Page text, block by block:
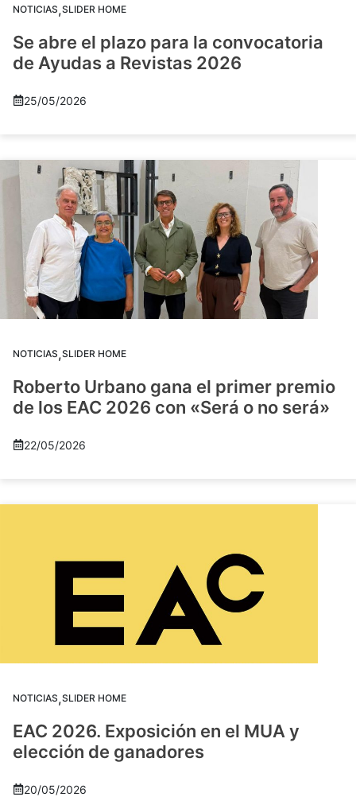
NOTICIAS,SLIDER HOME
Se abre el plazo para la convocatoria
de Ayudas a Revistas 2026
25/05/2026
NOTICIAS,SLIDER HOME
Roberto Urbano gana el primer premio
de los EAC 2026 con «Será o no será»
22/05/2026
NOTICIAS,SLIDER HOME
EAC 2026. Exposición en el MUA y
elección de ganadores
20/05/2026